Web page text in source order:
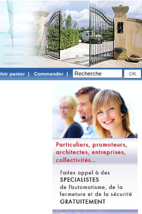
panier | Commander |